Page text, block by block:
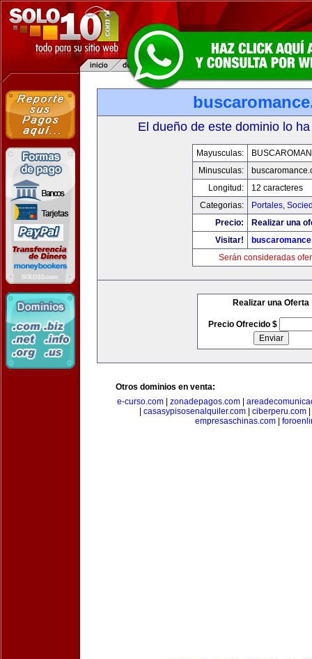
El dueño de este dominio lo
Mayusculas:
Minusculas:
Longitud:
12 caracteres
Categorias:
Portales,
Precio:
Realizar una
Visitar!
Serán consideradas
Realizar una Oferta
Precio Ofrecido $
Otros dominios en venta:
e-curso.com| zonadepagos.com|
casasypisosenalquiler.com ciberperu.com
empresaschinas.com|